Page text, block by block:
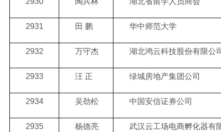
2931 田 鹏 华中师范大学
2932 万守杰 湖北鸿云科技股份有限公
2933 汪 正 绿城房地产集团公司
2934 吴劲松 中国安信证券公司
2935 杨德亮 武汉云工场电商孵化器有